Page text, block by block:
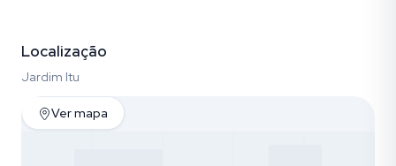
Localização
Jardim Itu
Ver mapa